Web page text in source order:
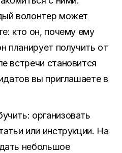
волонтер может
: кто он, почему ему
планирует получить от
встречи становится
вы приглашаете в
: организовать
или инструкции. На
небольшое